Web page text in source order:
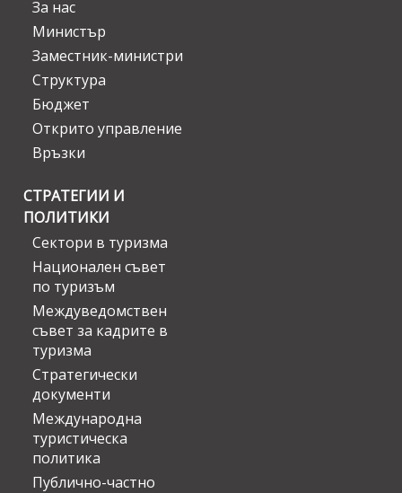
За нас
Министър
Заместник-министри
Структура
Бюджет
Открито управление
Връзки
СТРАТЕГИИ И
ПОЛИТИКИ
Сектори в туризма
Национален съвет
по туризъм
Междуведомствен
съвет за кадрите в
туризма
Стратегически
документи
Международна
туристическа
политика
Публично-частно